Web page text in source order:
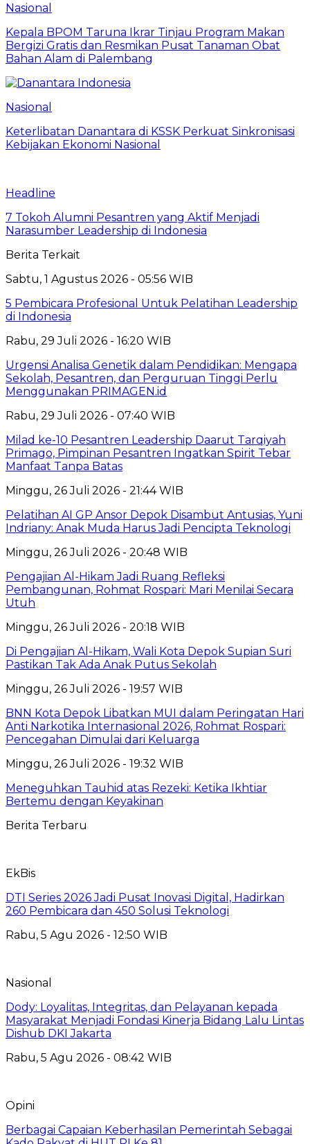
Nasional
Kepala BPOM Taruna Ikrar Tinjau Program Makan
Bergizi Gratis dan Resmikan Pusat Tanaman Obat
Bahan Alam di Palembang
Nasional
Keterlibatan Danantara di KSSK Perkuat Sinkronisasi
Kebijakan Ekonomi Nasional
Headline
7 Tokoh Alumni Pesantren yang Aktif Menjadi
Narasumber Leadership di Indonesia
Berita Terkait
Sabtu, 1 Agustus 2026 - 05:56 WIB
5 Pembicara Profesional Untuk Pelatihan Leadership
di Indonesia
Rabu, 29 Juli 2026 - 16:20 WIB
Urgensi Analisa Genetik dalam Pendidikan: Mengapa
Sekolah, Pesantren, dan Perguruan Tinggi Perlu
Menggunakan PRIMAGEN.id
Rabu, 29 Juli 2026 - 07:40 WIB
Milad ke-10 Pesantren Leadership Daarut Tarqiyah
Primago, Pimpinan Pesantren Ingatkan Spirit Tebar
Manfaat Tanpa Batas
Minggu, 26 Juli 2026 - 21:44 WIB
Pelatihan AI GP Ansor Depok Disambut Antusias, Yuni
Indriany: Anak Muda Harus Jadi Pencipta Teknologi
Minggu, 26 Juli 2026 - 20:48 WIB
Pengajian Al-Hikam Jadi Ruang Refleksi
Pembangunan, Rohmat Rospari: Mari Menilai Secara
Utuh
Minggu, 26 Juli 2026 - 20:18 WIB
Di Pengajian Al-Hikam, Wali Kota Depok Supian Suri
Pastikan Tak Ada Anak Putus Sekolah
Minggu, 26 Juli 2026 - 19:57 WIB
BNN Kota Depok Libatkan MUI dalam Peringatan Hari
Anti Narkotika Internasional 2026, Rohmat Rospari:
Pencegahan Dimulai dari Keluarga
Minggu, 26 Juli 2026 - 19:32 WIB
Meneguhkan Tauhid atas Rezeki: Ketika Ikhtiar
Bertemu dengan Keyakinan
Berita Terbaru
EkBis
DTI Series 2026 Jadi Pusat Inovasi Digital, Hadirkan
260 Pembicara dan 450 Solusi Teknologi
Rabu, 5 Agu 2026 - 12:50 WIB
Nasional
Dody: Loyalitas, Integritas, dan Pelayanan kepada
Masyarakat Menjadi Fondasi Kinerja Bidang Lalu Lintas
Dishub DKI Jakarta
Rabu, 5 Agu 2026 - 08:42 WIB
Opini
Berbagai Capaian Keberhasilan Pemerintah Sebagai